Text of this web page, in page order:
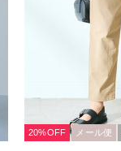
20%OFF メール便